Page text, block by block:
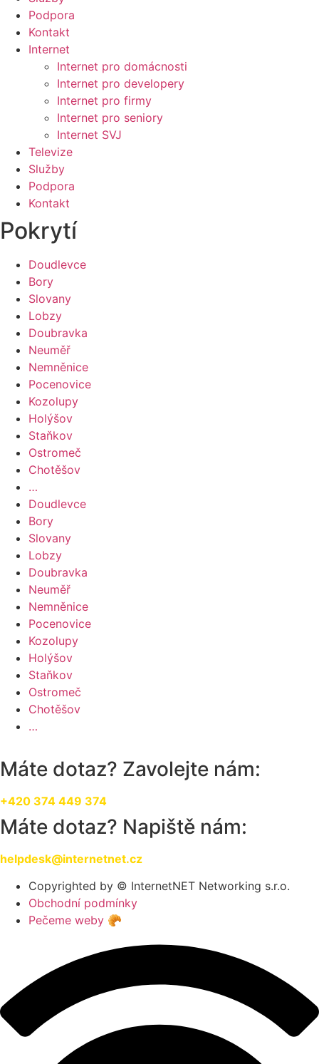
Podpora
Kontakt
Internet
Internet pro domácnosti
Internet pro developery
Internet pro firmy
Internet pro seniory
Internet SVJ
Televize
Služby
Podpora
Kontakt
Pokrytí
Doudlevce
Bory
Slovany
Lobzy
Doubravka
Neuměř
Nemněnice
Pocenovice
Kozolupy
Holýšov
Staňkov
Ostromeč
Chotěšov
…
Doudlevce
Bory
Slovany
Lobzy
Doubravka
Neuměř
Nemněnice
Pocenovice
Kozolupy
Holýšov
Staňkov
Ostromeč
Chotěšov
…
Máte dotaz? Zavolejte nám:
+420 374 449 374
Máte dotaz? Napiště nám:
helpdesk@internetnet.cz
Copyrighted by © InternetNET Networking s.r.o.
Obchodní podmínky
Pečeme weby 🥐